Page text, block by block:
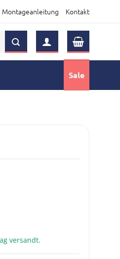
Montageanleitung Kontakt
Sale
versandt.